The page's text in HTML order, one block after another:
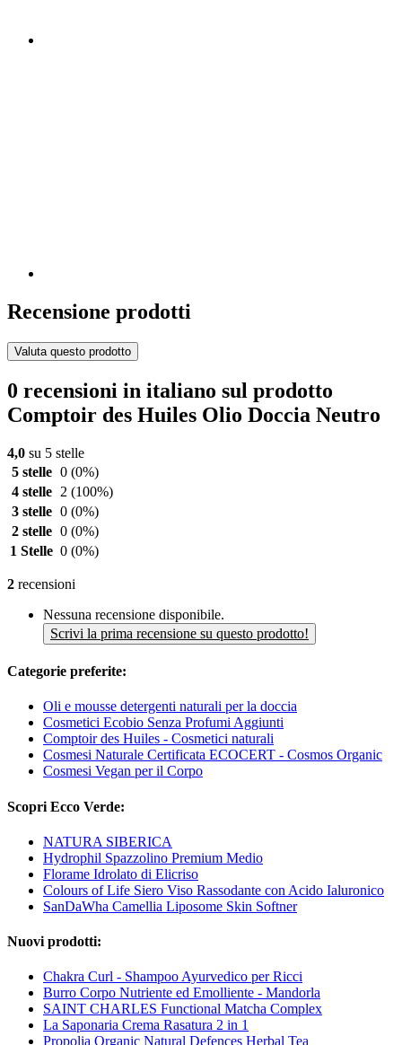
Recensione prodotti
Valuta questo prodotto
0 recensioni in italiano sul prodotto
Comptoir des Huiles Olio Doccia Neutro
4,0 su 5 stelle
5 stelle 0 (0%)
4 stelle
2 (100%)
3 stelle 0 (0%)
2 stelle 0 (0%)
1 Stelle 0 (0%)
2 recensioni
Nessuna recensione disponibile.
Scrivi la prima recensione su questo prodotto!
Categorie preferite:
Oli e mousse detergenti naturali per la doccia
Cosmetici Ecobio Senza Profumi Aggiunti
Comptoir des Huiles - Cosmetici naturali
Cosmesi Naturale Certificata ECOCERT - Cosmos Organic
Cosmesi Vegan per il Corpo
Scopri Ecco Verde:
NATURA SIBERICA
Hydrophil Spazzolino Premium Medio
Florame Idrolato di Elicriso
Colours of Life Siero Viso Rassodante con Acido Ialuronico
SanDaWha Camellia Liposome Skin Softner
Nuovi prodotti:
Chakra Curl - Shampoo Ayurvedico per Ricci
Burro Corpo Nutriente ed Emolliente - Mandorla
SAINT CHARLES Functional Matcha Complex
La Saponaria Crema Rasatura 2 in 1
Propolia Organic Natural Defences Herbal Tea